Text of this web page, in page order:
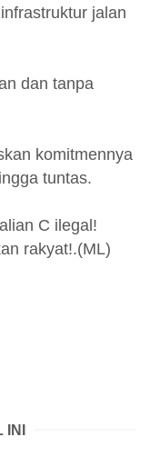
jalan
dan tanpa
komitmennya
tuntas.
C ilegal!
rakyat!.(ML)